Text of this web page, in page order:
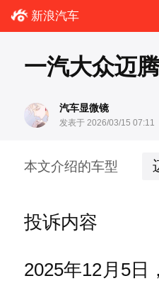
新浪汽车
一汽大众迈
汽车显微镜
发表于 2026/03/15 07:11
本文介绍的车型
投诉内容
2025年12月5日